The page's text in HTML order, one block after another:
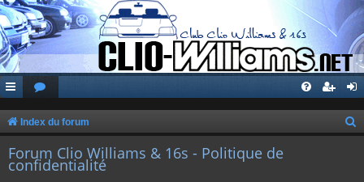
Index du forum
Forum Clio Williams & 16s - Politique de
confidentialité